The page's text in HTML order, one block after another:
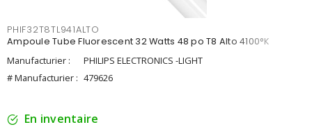
PHIF32T8TL941ALTO
Ampoule Tube Fluorescent 32 Watts 48 po T8 Alto 4100°K
Manufacturier :
PHILIPS ELECTRONICS -LIGHT
# Manufacturier : 479626
En inventaire